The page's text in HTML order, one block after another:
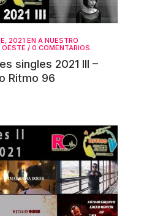
2021 EN A NUESTRO
OESTE / 0 COMENTARIOS
singles 2021 III –
Ritmo 96